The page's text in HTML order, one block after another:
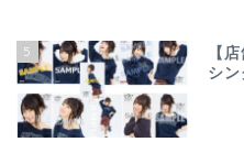
5
【
シ